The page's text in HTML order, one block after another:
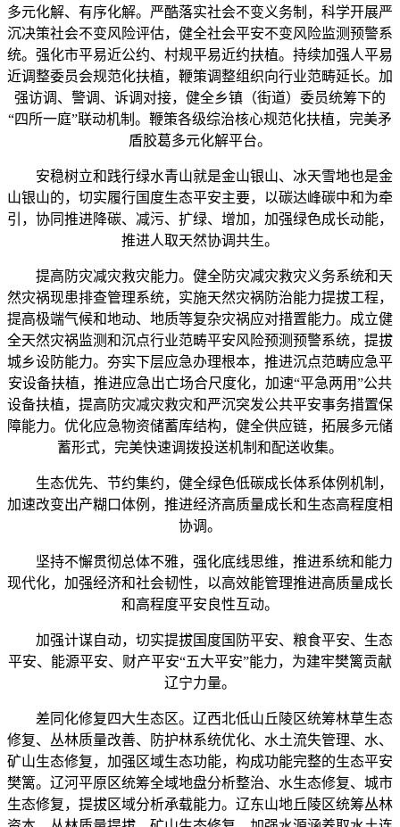
多元化解、有序化解。严酷落实社会不变义务制，科学开展严
沉决策社会不变风险评估，健全社会平安不变风险监测预警系
统。强化市平易近公约、村规平易近约扶植。持续加强人平易
近调整委员会规范化扶植，鞭策调整组织向行业范畴延长。加
强访调、警调、诉调对接，健全乡镇（街道）委员统筹下的
“四所一庭”联动机制。鞭策各级综治核心规范化扶植，完美矛
盾胶葛多元化解平台。
安稳树立和践行绿水青山就是金山银山、冰天雪地也是金
山银山的，切实履行国度生态平安主要，以碳达峰碳中和为牵
引，协同推进降碳、减污、扩绿、增加，加强绿色成长动能，
推进人取天然协调共生。
提高防灾减灾救灾能力。健全防灾减灾救灾义务系统和天
然灾祸现患排查管理系统，实施天然灾祸防治能力提拔工程，
提高极端气候和地动、地质等复杂灾祸应对措置能力。成立健
全天然灾祸监测和沉点行业范畴平安风险预测预警系统，提拔
城乡设防能力。夯实下层应急办理根本，推进沉点范畴应急平
安设备扶植，推进应急出亡场合尺度化，加速“平急两用”公共
设备扶植，提高防灾减灾救灾和严沉突发公共平安事务措置保
障能力。优化应急物资储蓄库结构，健全供应链，拓展多元储
蓄形式，完美快速调拨投送机制和配送收集。
生态优先、节约集约，健全绿色低碳成长体系体例机制，
加速改变出产糊口体例，推进经济高质量成长和生态高程度相
协调。
坚持不懈贯彻总体不雅，强化底线思维，推进系统和能力
现代化，加强经济和社会韧性，以高效能管理推进高质量成长
和高程度平安良性互动。
加强计谋自动，切实提拔国度国防平安、粮食平安、生态
平安、能源平安、财产平安“五大平安”能力，为建牢樊篱贡献
辽宁力量。
差同化修复四大生态区。辽西北低山丘陵区统筹林草生态
修复、丛林质量改善、防护林系统优化、水土流失管理、水、
矿山生态修复，加强区域生态功能，构成功能完整的生态平安
樊篱。辽河平原区统筹全域地盘分析整治、水生态修复、城市
生态修复，提拔区域分析承载能力。辽东山地丘陵区统筹丛林